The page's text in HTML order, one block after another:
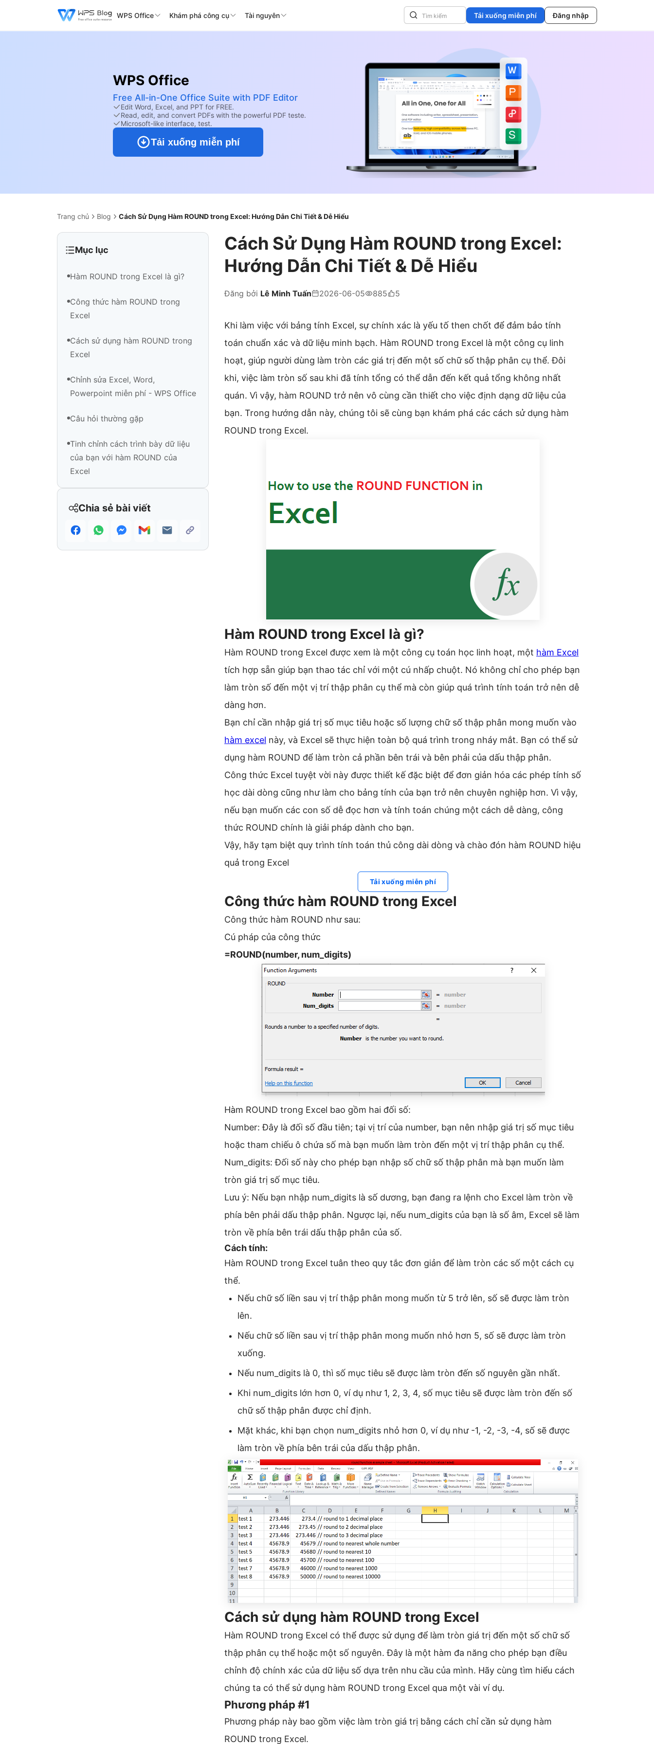
WPS Office Khám phá công cụ Tài nguyên Tải xuống miễn phí Đăng nhập
WPS Office
Free All-in-One Office Suite with PDF Editor
Edit Word, Excel, and PPT for FREE.
Read, edit, and convert PDFs with the powerful PDF teste.
Microsoft-like interface, test.
Tải xuống miễn phí
Trang chủ Blog Cách Sử Dụng Hàm ROUND trong Excel: Hướng Dẫn Chi Tiết & Dễ Hiểu
Mục lục
Hàm ROUND trong Excel là gì?
Công thức hàm ROUND trong
Excel
Cách sử dụng hàm ROUND trong
Excel
Chỉnh sửa Excel, Word,
Powerpoint miễn phí - WPS Office
Câu hỏi thường gặp
Tinh chỉnh cách trình bày dữ liệu
của bạn với hàm ROUND của
Excel
Chia sẻ bài viết
Cách Sử Dụng Hàm ROUND trong Excel:
Hướng Dẫn Chi Tiết & Dễ Hiểu
Đăng bởi Lê Minh Tuấn 2026-06-05 885 5
Khi làm việc với bảng tính Excel, sự chính xác là yếu tố then chốt để đảm bảo tính
toán chuẩn xác và dữ liệu minh bạch. Hàm ROUND trong Excel là một công cụ linh
hoạt, giúp người dùng làm tròn các giá trị đến một số chữ số thập phân cụ thể. Đôi
khi, việc làm tròn số sau khi đã tính tổng có thể dẫn đến kết quả tổng không nhất
quán. Vì vậy, hàm ROUND trở nên vô cùng cần thiết cho việc định dạng dữ liệu của
bạn. Trong hướng dẫn này, chúng tôi sẽ cùng bạn khám phá các cách sử dụng hàm
ROUND trong Excel.
Hàm ROUND trong Excel là gì?
Hàm ROUND trong Excel được xem là một công cụ toán học linh hoạt, một hàm Excel
tích hợp sẵn giúp bạn thao tác chỉ với một cú nhấp chuột. Nó không chỉ cho phép bạn
làm tròn số đến một vị trí thập phân cụ thể mà còn giúp quá trình tính toán trở nên dễ
dàng hơn.
Bạn chỉ cần nhập giá trị số mục tiêu hoặc số lượng chữ số thập phân mong muốn vào
hàm excel này, và Excel sẽ thực hiện toàn bộ quá trình trong nháy mắt. Bạn có thể sử
dụng hàm ROUND để làm tròn cả phần bên trái và bên phải của dấu thập phân.
Công thức Excel tuyệt vời này được thiết kế đặc biệt để đơn giản hóa các phép tính số
học dài dòng cũng như làm cho bảng tính của bạn trở nên chuyên nghiệp hơn. Vì vậy,
nếu bạn muốn các con số dễ đọc hơn và tính toán chúng một cách dễ dàng, công
thức ROUND chính là giải pháp dành cho bạn.
Vậy, hãy tạm biệt quy trình tính toán thủ công dài dòng và chào đón hàm ROUND hiệu
quả trong Excel
Tải xuống miễn phí
Công thức hàm ROUND trong Excel
Công thức hàm ROUND như sau:
Cú pháp của công thức
=ROUND(number, num_digits)
Hàm ROUND trong Excel bao gồm hai đối số:
Number: Đây là đối số đầu tiên; tại vị trí của number, bạn nên nhập giá trị số mục tiêu
hoặc tham chiếu ô chứa số mà bạn muốn làm tròn đến một vị trí thập phân cụ thể.
Num_digits: Đối số này cho phép bạn nhập số chữ số thập phân mà bạn muốn làm
tròn giá trị số mục tiêu.
Lưu ý: Nếu bạn nhập num_digits là số dương, bạn đang ra lệnh cho Excel làm tròn về
phía bên phải dấu thập phân. Ngược lại, nếu num_digits của bạn là số âm, Excel sẽ làm
tròn về phía bên trái dấu thập phân của số.
Cách tính:
Hàm ROUND trong Excel tuân theo quy tắc đơn giản để làm tròn các số một cách cụ
thể.
Nếu chữ số liền sau vị trí thập phân mong muốn từ 5 trở lên, số sẽ được làm tròn
lên.
Nếu chữ số liền sau vị trí thập phân mong muốn nhỏ hơn 5, số sẽ được làm tròn
xuống.
Nếu num_digits là 0, thì số mục tiêu sẽ được làm tròn đến số nguyên gần nhất.
Khi num_digits lớn hơn 0, ví dụ như 1, 2, 3, 4, số mục tiêu sẽ được làm tròn đến số
chữ số thập phân được chỉ định.
Mặt khác, khi bạn chọn num_digits nhỏ hơn 0, ví dụ như -1, -2, -3, -4, số sẽ được
làm tròn về phía bên trái của dấu thập phân.
Cách sử dụng hàm ROUND trong Excel
Hàm ROUND trong Excel có thể được sử dụng để làm tròn giá trị đến một số chữ số
thập phân cụ thể hoặc một số nguyên. Đây là một hàm đa năng cho phép bạn điều
chỉnh độ chính xác của dữ liệu số dựa trên nhu cầu của mình. Hãy cùng tìm hiểu cách
chúng ta có thể sử dụng hàm ROUND trong Excel qua một vài ví dụ.
Phương pháp #1
Phương pháp này bao gồm việc làm tròn giá trị bằng cách chỉ cần sử dụng hàm
ROUND trong Excel.